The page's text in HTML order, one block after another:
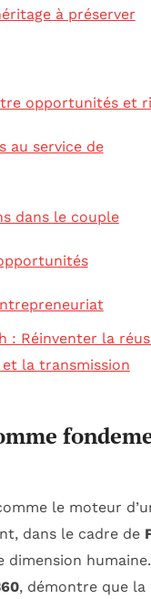
à préserver
opportunités et
au service de
dans le couple
: Réinventer la
la transmission
le moteur
dans le cadre de
dimension
, démontre que la